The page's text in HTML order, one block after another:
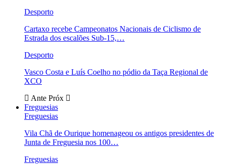
Desporto
Cartaxo recebe Campeonatos Nacionais de Ciclismo de
Estrada dos escalões Sub-15,…
Desporto
Vasco Costa e Luís Coelho no pódio da Taça Regional de
XCO
Ante Próx
Freguesias
Freguesias
Vila Chã de Ourique homenageou os antigos presidentes de
Junta de Freguesia nos 100…
Freguesias